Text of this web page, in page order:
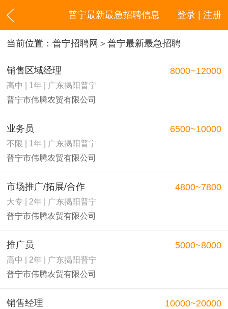
登录 | 注册
普宁最新最急招聘信息
当前位置： 普宁招聘网 ＞普宁最新最急招聘
销售区域经理
高中 | 1年 | 广东揭阳普宁
普宁市伟腾农贸有限公司
8000~12000
业务员
不限 | 1年 | 广东揭阳普宁
普宁市伟腾农贸有限公司
6500~10000
市场推广/拓展/合作
大专 | 2年 | 广东揭阳普宁
普宁市伟腾农贸有限公司
4800~7800
推广员
高中 | 2年 | 广东揭阳普宁
普宁市伟腾农贸有限公司
5000~8000
销售经理 10000~20000